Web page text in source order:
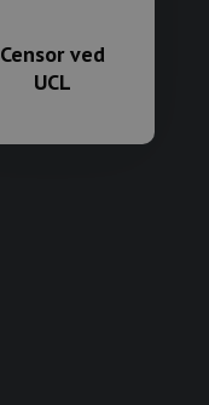
Censor ved
UCL